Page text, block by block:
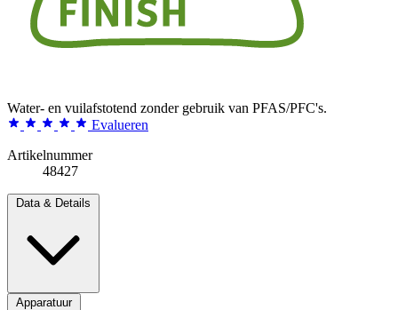
Water- en vuilafstotend zonder gebruik van PFAS/PFC's.
Evalueren
Artikelnummer
48427
Data & Details
Apparatuur